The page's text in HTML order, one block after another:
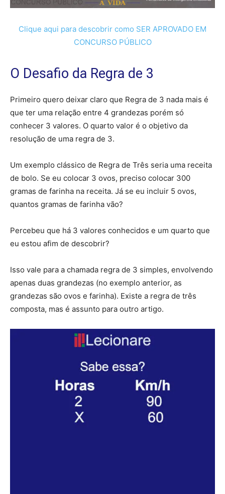
Clique aqui para descobrir como SER APROVADO EM
CONCURSO PÚBLICO
O Desafio da Regra de 3
Primeiro quero deixar claro que Regra de 3 nada mais é
que ter uma relação entre 4 grandezas porém só
conhecer 3 valores. O quarto valor é o objetivo da
resolução de uma regra de 3.
Um exemplo clássico de Regra de Três seria uma receita
de bolo. Se eu colocar 3 ovos, preciso colocar 300
gramas de farinha na receita. Já se eu incluir 5 ovos,
quantos gramas de farinha vão?
Percebeu que há 3 valores conhecidos e um quarto que
eu estou afim de descobrir?
Isso vale para a chamada regra de 3 simples, envolvendo
apenas duas grandezas (no exemplo anterior, as
grandezas são ovos e farinha). Existe a regra de três
composta, mas é assunto para outro artigo.